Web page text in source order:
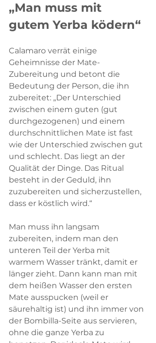
„Man muss mit
gutem Yerba ködern“
Calamaro verrät einige
Geheimnisse der Mate-
Zubereitung und betont die
Bedeutung der Person, die ihn
zubereitet: „Der Unterschied
zwischen einem guten (gut
durchgezogenen) und einem
durchschnittlichen Mate ist fast
wie der Unterschied zwischen gut
und schlecht. Das liegt an der
Qualität der Dinge. Das Ritual
besteht in der Geduld, ihn
zuzubereiten und sicherzustellen,
dass er köstlich wird.“
Man muss ihn langsam
zubereiten, indem man den
unteren Teil der Yerba mit
warmem Wasser tränkt, damit er
länger zieht. Dann kann man mit
dem heißen Wasser den ersten
Mate ausspucken (weil er
säurehaltig ist) und ihn immer von
der Bombilla-Seite aus servieren,
ohne die ganze Yerba zu